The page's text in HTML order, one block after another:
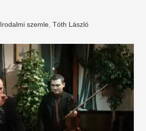
Irodalmi szemle, Tóth László